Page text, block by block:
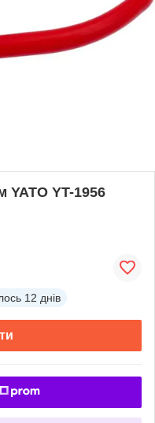
YATO YT-1956
12 днів